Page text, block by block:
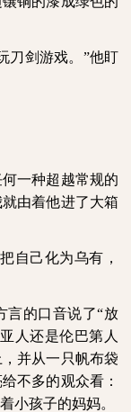
刀剑游戏。”他盯
一种超越常规的
由着他进了大箱
自己化为乌有，
言的口音说了“放
人还是伦巴第人
并从一只帆布袋
不多的观众看：
小孩子的妈妈。